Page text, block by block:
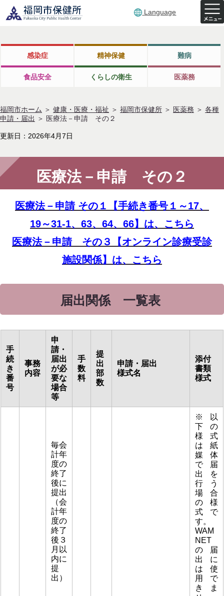
Language
感染症 精神保健 難病
食品安全 くらしの衛生 医薬務
福岡市ホーム ＞ 健康・医療・福祉 ＞ 福岡市保健所 ＞ 医薬務 ＞ 各種
申請・届出 ＞ 医療法－申請 その２
更新日：2026年4月7日
医療法－申請 その２
医療法－申請 その１【手続き番号１～17、
19～31-1、63、64、66】は、こちら
医療法－申請 その３【オンライン診療受診
施設関係】は、こちら
届出関係 一覧表
手
続
き
番
号
事務
内容
申
請・
届出
が必
要な
場合
等
手
数
料
提
出
部
数
申請・届出
様式名
添付
書類
様式
毎会
計年
度の
終了
後に
提出
（会
計年
度の
終了
後３
月以
内に
提
出）
※以
下の
様式
は紙
媒体
で届
出を
行う
場合
の様
式で
す。
WAM
NET
の届
出に
は使
用で
きま